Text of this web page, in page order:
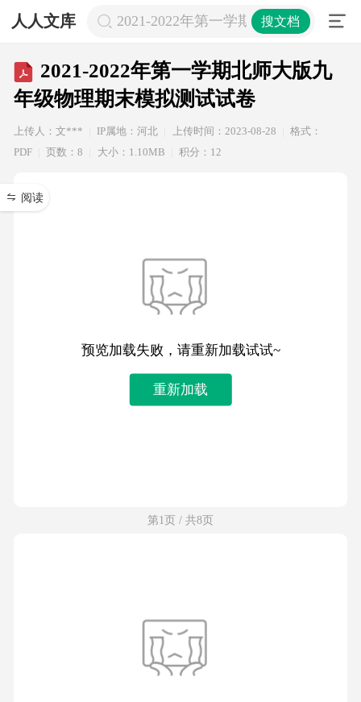
人人文库 2021-2022年第一学期北师大版九年
搜文档
2021-2022年第一学期北师大版九
年级物理期末模拟测试试卷
上传人：文*** IP属地：河北 上传时间：2023-08-28
格式：
PDF
页数：8 大小：1.10MB 积分：12
阅读
预览加载失败，请重新加载试试~
重新加载
第1页 / 共8页